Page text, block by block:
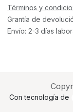
Términos y
Grantía de
Envío: 2-3 días
Con tecnología de